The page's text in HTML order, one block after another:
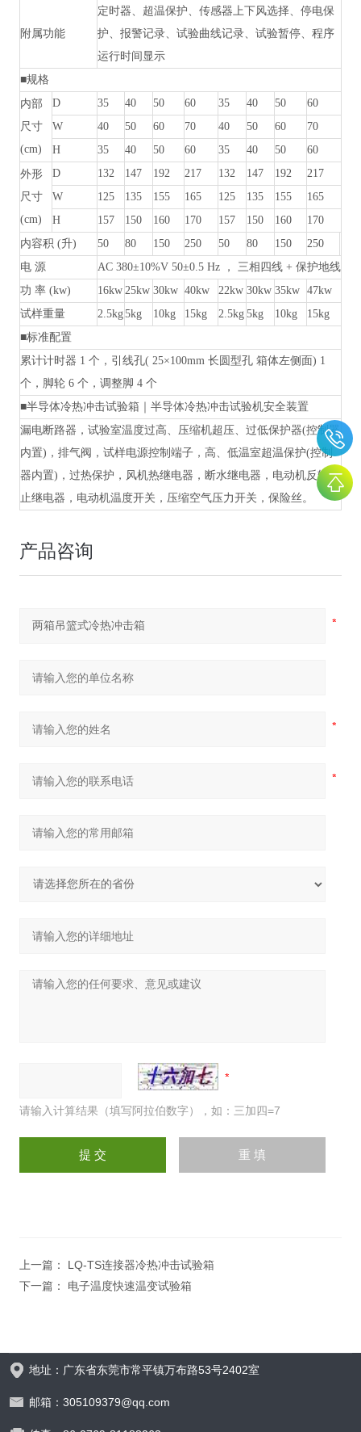
附属功能
定时器、超温保护、传感器上下风选择、停电保
护、报警记录、试验曲线记录、试验暂停、程序
运行时间显示
■规格
内部
尺寸
(cm)
D 35 40 50 60 35 40 50
60
W
40 50 60 70 40 50 60
70
H
35 40 50 60 35 40 50
60
外形
尺寸
(cm)
D 132 147 192 217 132 147 192
217
W
125 135 155 165 125 135 155
165
H
157 150 160 170 157 150 160
170
内容积 (升) 50 80 150 250 50 80 150
250
电 源
AC 380±10%V 50±0.5 Hz ， 三相四线 + 保护地线
功 率(kw) 16kw 25kw 30kw 40kw 22kw 30kw 35kw
47kw
试样重量
2.5kg5kg 10kg 15kg 2.5kg 5kg 10kg
15kg
■标准配置
累计计时器 1 个，引线孔( 25×100mm 长圆型孔 箱体左侧面) 1
个，脚轮 6 个，调整脚 4 个
■半导体冷热冲击试验箱｜半导体冷热冲击试验机安全装置
漏电断路器，试验室温度过高、压缩机超压、过低保护器(控制器
内置)，排气阀，试样电源控制端子，高、低温室超温保护(控制
器内置)，过热保护，风机热继电器，断水继电器，电动机反转防
止继电器，电动机温度开关，压缩空气压力开关，保险丝。
产品咨询
请输入计算结果（填写阿拉伯数字），如：三加四=7
上一篇： LQ-TS连接器冷热冲击试验箱
下一篇： 电子温度快速温变试验箱
地址：广东省东莞市常平镇万布路53号2402室
邮箱：305109379@qq.com